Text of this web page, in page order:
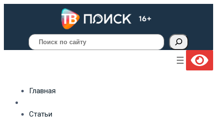
Поиск
Главная
Статьи